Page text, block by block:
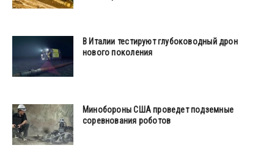
В Италии тестируют глубоководный дрон
нового поколения
Минобороны США проведет подземные
соревнования роботов